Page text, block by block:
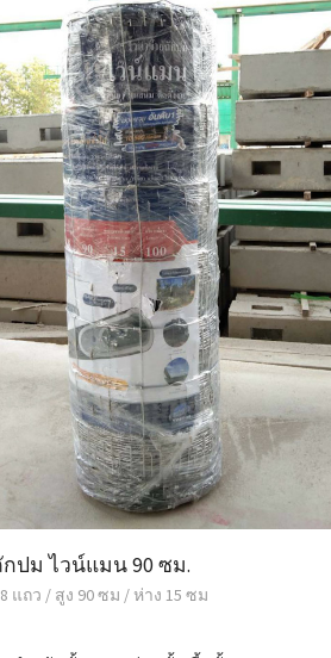
ปม ไวน์แมน 90 ซม.
แถว / สูง 90 ซม / ห่าง 15 ซม